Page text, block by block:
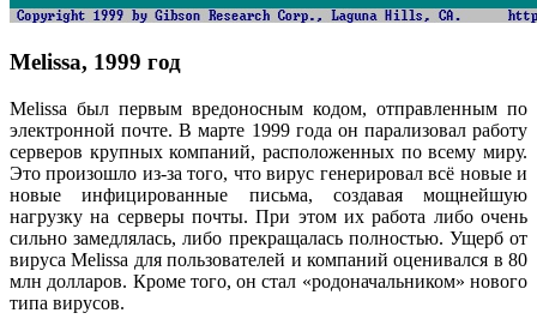
Melissa, 1999 год
Melissa был первым вредоносным кодом, отправленным по
электронной почте. В марте 1999 года он парализовал работу
серверов крупных компаний, расположенных по всему миру.
Это произошло из-за того, что вирус генерировал всё новые и
новые инфицированные письма, создавая мощнейшую
нагрузку на серверы почты. При этом их работа либо очень
сильно замедлялась, либо прекращалась полностью. Ущерб от
вируса Melissa для пользователей и компаний оценивался в 80
млн долларов. Кроме того, он стал «родоначальником» нового
типа вирусов.